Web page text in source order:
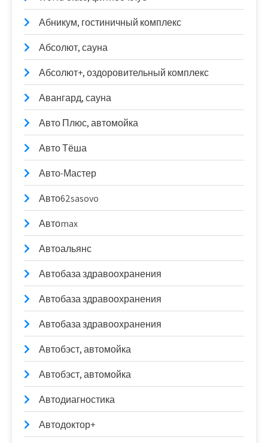
Абникум, гостиничный комплекс
Абсолют, сауна
Абсолют+, оздоровительный комплекс
Авангард, сауна
Авто Плюс, автомойка
Авто Тёша
Авто-Мастер
Авто62sasovo
Автоmax
Автоальянс
Автобаза здравоохранения
Автобаза здравоохранения
Автобаза здравоохранения
Автобэст, автомойка
Автобэст, автомойка
Автодиагностика
Автодоктор+